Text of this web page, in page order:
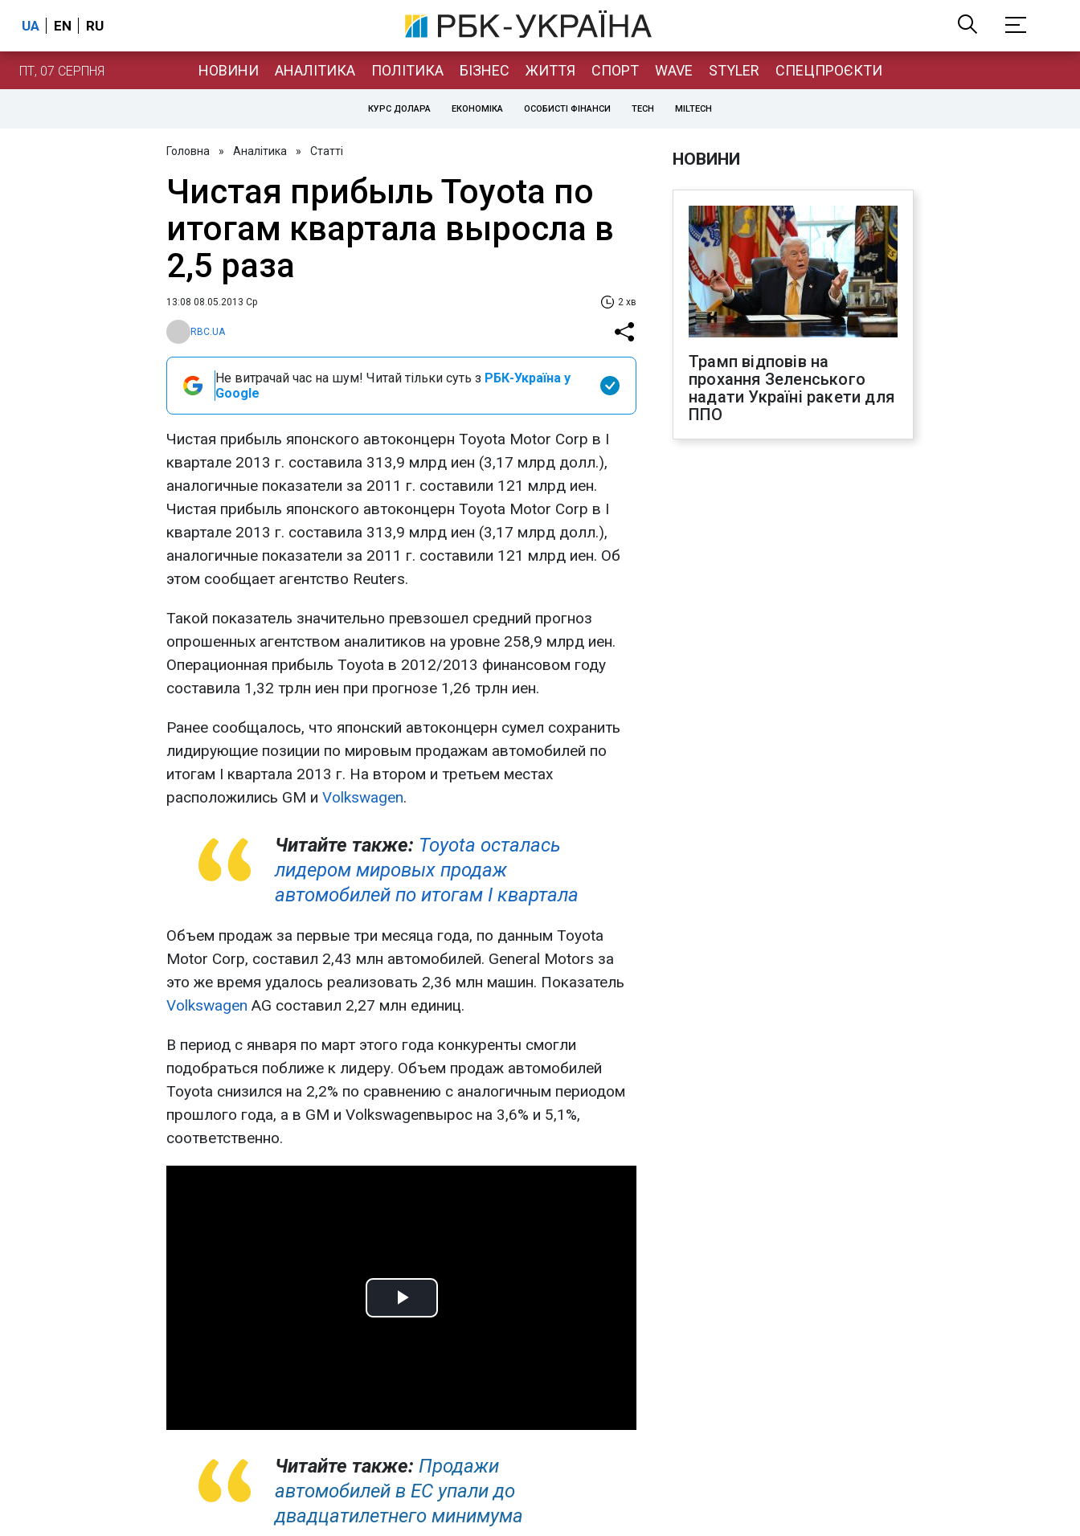
UA EN RU
ПТ, 07 СЕРПНЯ НОВИНИ АНАЛІТИКА ПОЛІТИКА БІЗНЕС ЖИТТЯ СПОРТ WAVE STYLER СПЕЦПРОЄКТИ
КУРС ДОЛАРА ЕКОНОМІКА ОСОБИСТІ ФІНАНСИ TECH MILTECH
Головна » Аналітика » Статті
Чистая прибыль Toyota по
итогам квартала выросла в
2,5 раза
13:08 08.05.2013 Ср 2 хв
RBC.UA
Не витрачай час на шум! Читай тільки суть з РБК-Україна у
Google
Чистая прибыль японского автоконцерн Toyota Motor Corp в I
квартале 2013 г. составила 313,9 млрд иен (3,17 млрд долл.),
аналогичные показатели за 2011 г. составили 121 млрд иен.
Чистая прибыль японского автоконцерн Toyota Motor Corp в I
квартале 2013 г. составила 313,9 млрд иен (3,17 млрд долл.),
аналогичные показатели за 2011 г. составили 121 млрд иен. Об
этом сообщает агентство Reuters.
Такой показатель значительно превзошел средний прогноз
опрошенных агентством аналитиков на уровне 258,9 млрд иен.
Операционная прибыль Toyota в 2012/2013 финансовом году
составила 1,32 трлн иен при прогнозе 1,26 трлн иен.
Ранее сообщалось, что японский автоконцерн сумел сохранить
лидирующие позиции по мировым продажам автомобилей по
итогам I квартала 2013 г. На втором и третьем местах
расположились GM и Volkswagen.
Читайте также: Toyota осталась
лидером мировых продаж
автомобилей по итогам І квартала
Объем продаж за первые три месяца года, по данным Toyota
Motor Corp, составил 2,43 млн автомобилей. General Motors за
это же время удалось реализовать 2,36 млн машин. Показатель
Volkswagen AG составил 2,27 млн единиц.
В период с января по март этого года конкуренты смогли
подобраться поближе к лидеру. Объем продаж автомобилей
Toyota снизился на 2,2% по сравнению с аналогичным периодом
прошлого года, а в GM и Volkswagenвырос на 3,6% и 5,1%,
соответственно.
Play
Читайте также: Продажи
автомобилей в ЕС упали до
двадцатилетнего минимума
НОВИНИ
Трамп відповів на
прохання Зеленського
надати Україні ракети для
ППО